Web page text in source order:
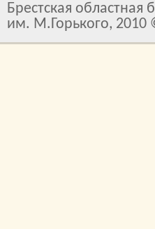
Брестская областная
им. М.Горького, 2010